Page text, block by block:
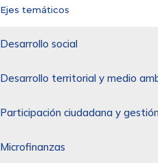
Ejes temáticos
Desarrollo social
Desarrollo territorial y medio
Participación ciudadana y
Microfinanzas